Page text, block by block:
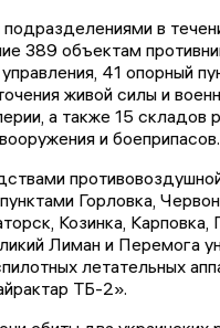
в
389 объектам
41 опорный
живой силы и
а также 15 складов
и боеприпасов.
Горловка,
Козинка, Карповка,
Лиман и Перемога
летательных
ТБ-2».